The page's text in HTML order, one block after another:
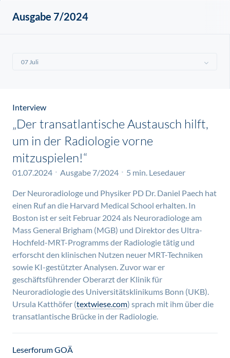
Ausgabe 7/2024
Interview
„Der transatlantische Austausch hilft,
um in der Radiologie vorne
mitzuspielen!“
01.07.2024 Ausgabe 7/2024 5 min. Lesedauer
Der Neuroradiologe und Physiker PD Dr. Daniel Paech hat
einen Ruf an die Harvard Medical School erhalten. In
Boston ist er seit Februar 2024 als Neuroradiologe am
Mass General Brigham (MGB) und Direktor des Ultra-
Hochfeld-MRT-Programms der Radiologie tätig und
erforscht den klinischen Nutzen neuer MRT-Techniken
sowie KI-gestützter Analysen. Zuvor war er
geschäftsführender Oberarzt der Klinik für
Neuroradiologie des Universitätsklinikums Bonn (UKB).
Ursula Katthöfer (textwiese.com) sprach mit ihm über die
transatlantische Brücke in der Radiologie.
Leserforum GOÄ